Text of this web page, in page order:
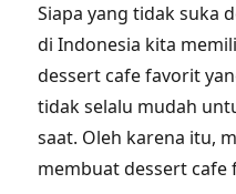
Siapa yang tidak suka
di Indonesia kita
dessert cafe favorit
tidak selalu mudah
saat. Oleh karena itu,
membuat dessert cafe